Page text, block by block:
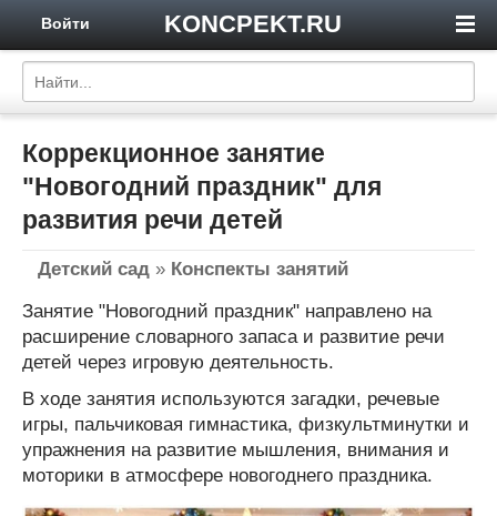
KONCPEKT.RU
Войти
Коррекционное занятие
"Новогодний праздник" для
развития речи детей
Детский сад » Конспекты занятий
Занятие "Новогодний праздник" направлено на
расширение словарного запаса и развитие речи
детей через игровую деятельность.
В ходе занятия используются загадки, речевые
игры, пальчиковая гимнастика, физкультминутки и
упражнения на развитие мышления, внимания и
моторики в атмосфере новогоднего праздника.